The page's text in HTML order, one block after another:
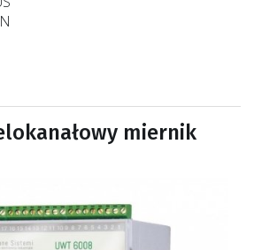
miernik